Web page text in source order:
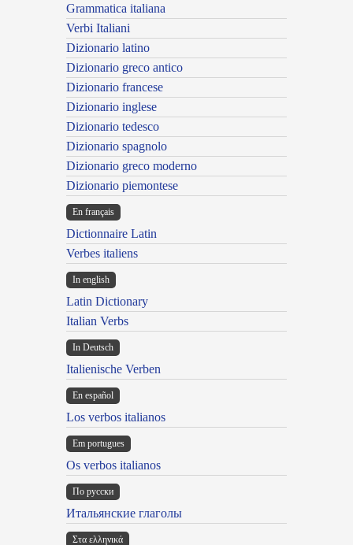
Grammatica italiana
Verbi Italiani
Dizionario latino
Dizionario greco antico
Dizionario francese
Dizionario inglese
Dizionario tedesco
Dizionario spagnolo
Dizionario greco moderno
Dizionario piemontese
En français
Dictionnaire Latin
Verbes italiens
In english
Latin Dictionary
Italian Verbs
In Deutsch
Italienische Verben
En español
Los verbos italianos
Em portugues
Os verbos italianos
По русски
Итальянские глаголы
Στα ελληνικά